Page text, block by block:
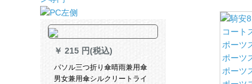
￥ 215 円(税込)
パソル三つ折り傘晴雨兼用傘
男女兼用傘シルクリートライ
ポーツ
ポー
ポー